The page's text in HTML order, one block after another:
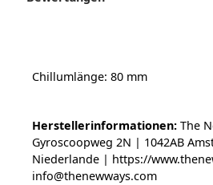
Chillumlänge: 80 mm
Herstellerinformationen: The
Gyroscoopweg 2N | 1042AB
Niederlande | https://
info@thenewways.com